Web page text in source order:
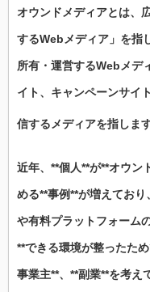
オウンドメディアとは、
するWebメディア」を指
所有・運営するWebメデ
イト、キャンペーンサイ
信するメディアを指します
近年、**個人**が**オウン
める**事例**が増えてお
や有料プラットフォーム
**できる環境が整ったた
事業主**、**副業**を考え